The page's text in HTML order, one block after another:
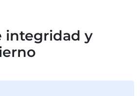
integridad y